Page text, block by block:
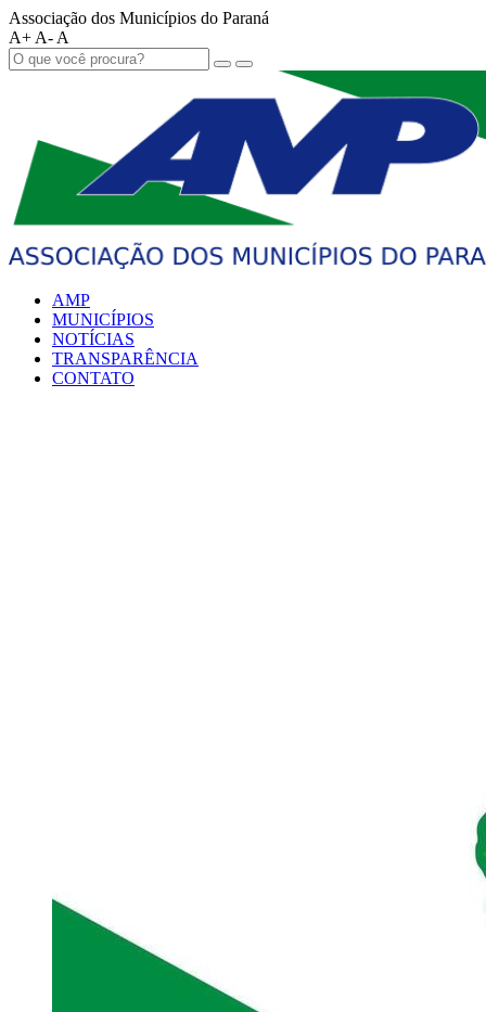
Associação dos Municípios do Paraná
A+ A- A
AMP
MUNICÍPIOS
NOTÍCIAS
TRANSPARÊNCIA
CONTATO